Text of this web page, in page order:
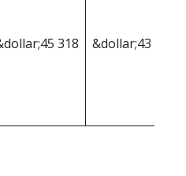
318 &dollar;43 881